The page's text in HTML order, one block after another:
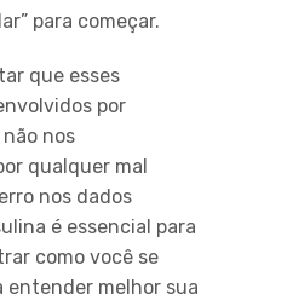
para começar.
que esses
por
nos
qualquer mal
nos dados
é essencial para
como você se
entender melhor sua